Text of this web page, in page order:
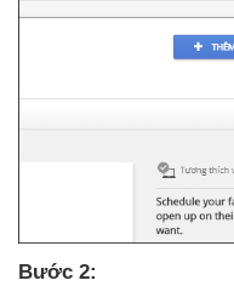
Bước 2: